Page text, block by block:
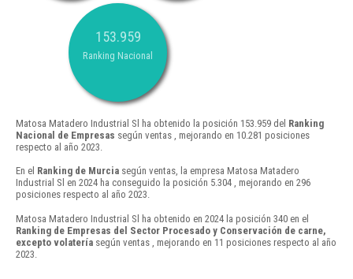
153.959
Ranking Nacional
Matosa Matadero Industrial Sl ha obtenido la posición 153.959 del Ranking
Nacional de Empresas según ventas , mejorando en 10.281 posiciones
respecto al año 2023.
En el Ranking de Murcia según ventas, la empresa Matosa Matadero
Industrial Sl en 2024 ha conseguido la posición 5.304 , mejorando en 296
posiciones respecto al año 2023.
Matosa Matadero Industrial Sl ha obtenido en 2024 la posición 340 en el
Ranking de Empresas del Sector Procesado y Conservación de carne,
excepto volatería según ventas , mejorando en 11 posiciones respecto al año
2023.